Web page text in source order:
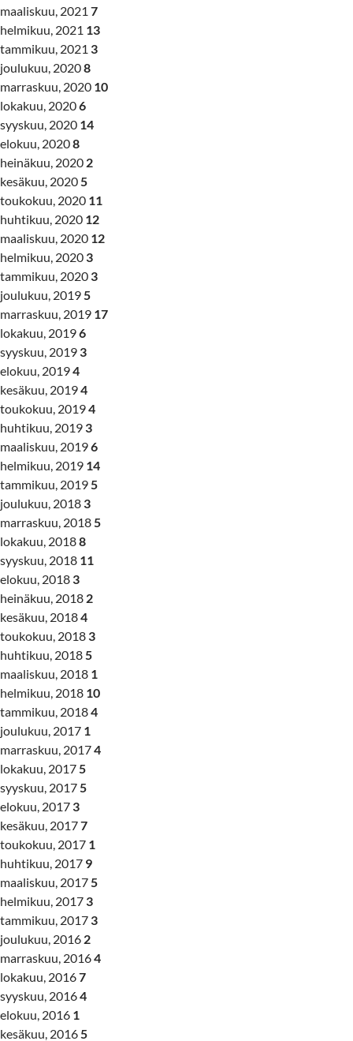
maaliskuu, 2021 7
helmikuu, 2021 13
tammikuu, 2021 3
joulukuu, 20208
marraskuu, 2020 10
lokakuu, 20206
syyskuu, 2020 14
elokuu, 20208
heinäkuu, 2020 2
kesäkuu, 2020 5
toukokuu, 2020 11
huhtikuu, 2020 12
maaliskuu, 2020 12
helmikuu, 2020 3
tammikuu, 2020 3
joulukuu, 2019 5
marraskuu, 2019 17
lokakuu, 20196
syyskuu, 2019 3
elokuu, 20194
kesäkuu, 20194
toukokuu, 20194
huhtikuu, 2019 3
maaliskuu, 20196
helmikuu, 2019 14
tammikuu, 2019 5
joulukuu, 2018 3
marraskuu, 2018 5
lokakuu, 20188
syyskuu, 2018 11
elokuu, 2018 3
heinäkuu, 2018 2
kesäkuu, 20184
toukokuu, 2018 3
huhtikuu, 2018 5
maaliskuu, 2018 1
helmikuu, 2018 10
tammikuu, 20184
joulukuu, 2017 1
marraskuu, 20174
lokakuu, 2017 5
syyskuu, 2017 5
elokuu, 2017 3
kesäkuu, 20177
toukokuu, 2017 1
huhtikuu, 2017 9
maaliskuu, 2017 5
helmikuu, 2017 3
tammikuu, 2017 3
joulukuu, 2016 2
marraskuu, 20164
lokakuu, 20167
syyskuu, 20164
elokuu, 2016 1
kesäkuu, 2016 5